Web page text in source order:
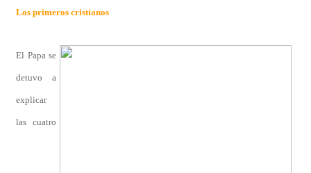
Los primeros cristianos
El Papa se
detuvo a
explicar
las cuatro